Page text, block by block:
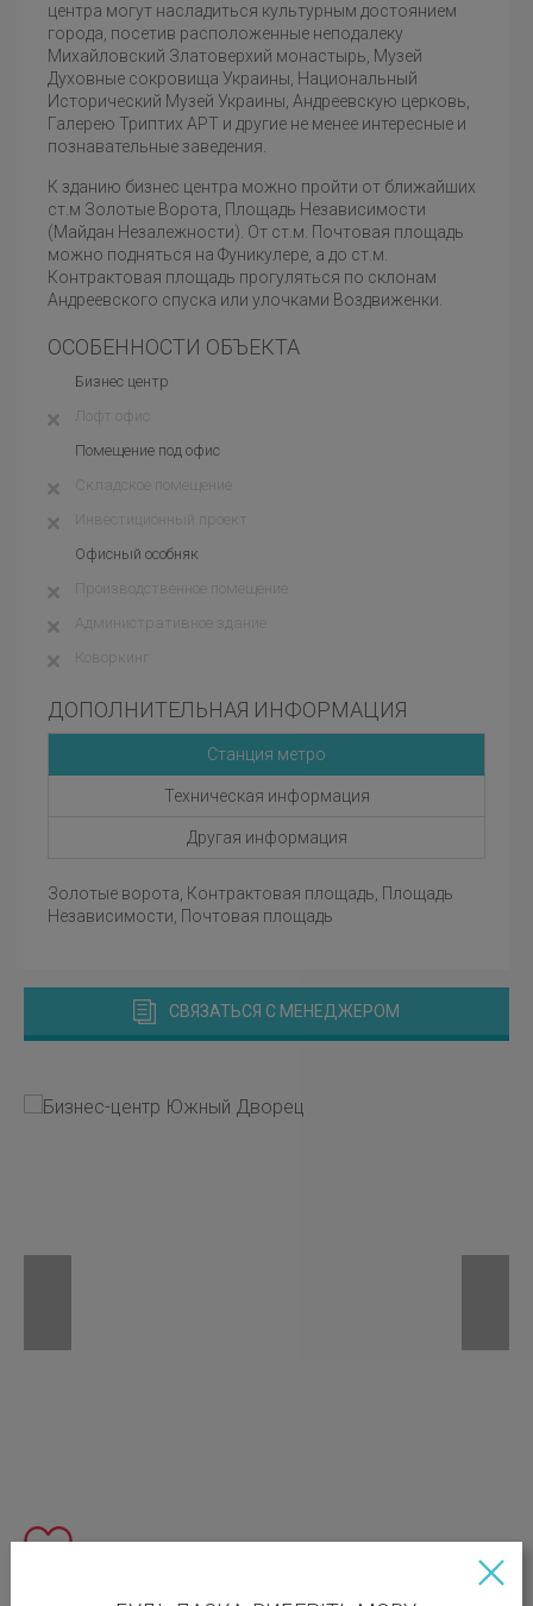
центра могут насладиться культурным достоянием
города, посетив расположенные неподалеку
Михайловский Златоверхий монастырь, Музей
Духовные сокровища Украины, Национальный
Исторический Музей Украины, Андреевскую церковь,
Галерею Триптих АРТ и другие не менее интересные и
познавательные заведения.
К зданию бизнес центра можно пройти от ближайших
ст.м Золотые Ворота, Площадь Независимости
(Майдан Незалежности). От ст.м. Почтовая площадь
можно подняться на Фуникулере, а до ст.м.
Контрактовая площадь прогуляться по склонам
Андреевского спуска или улочками Воздвиженки.
ОСОБЕННОСТИ ОБЪЕКТА
Бизнес центр
Лофт офис
Помещение под офис
Складское помещение
Инвестиционный проект
Офисный особняк
Производственное помещение
Административное здание
Коворкинг
ДОПОЛНИТЕЛЬНАЯ ИНФОРМАЦИЯ
Станция метро
Техническая информация
Другая информация
Золотые ворота, Контрактовая площадь, Площадь
Независимости, Почтовая площадь
СВЯЗАТЬСЯ С МЕНЕДЖЕРОМ